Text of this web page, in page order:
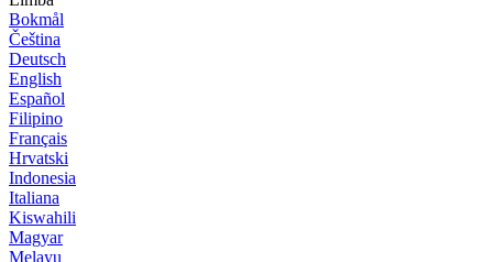
Bokmål
Čeština
Deutsch
English
Español
Filipino
Français
Hrvatski
Indonesia
Italiana
Kiswahili
Magyar
Melayu